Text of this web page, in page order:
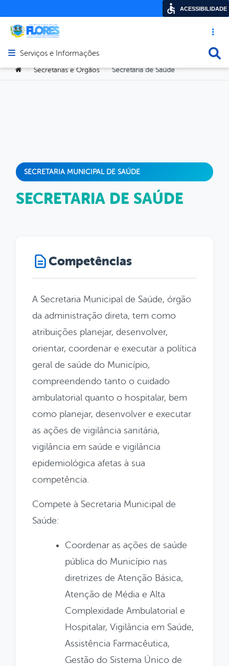
Acesso
Abrir menu principal de navegação
Serviços e Informações
Você está aqui:
> Secretarias e Orgãos > Secretaria de Saúde
SECRETARIA MUNICIPAL DE SAÚDE
SECRETARIA DE SAÚDE
Competências
A Secretaria Municipal de Saúde, órgão
da administração direta, tem como
atribuições planejar, desenvolver,
orientar, coordenar e executar a política
geral de saúde do Município,
compreendendo tanto o cuidado
ambulatorial quanto o hospitalar, bem
como planejar, desenvolver e executar
as ações de vigilância sanitária,
vigilância em saúde e vigilância
epidemiológica afetas à sua
competência.
Compete à Secretaria Municipal de
Saúde:
Coordenar as ações de saúde
pública do Município nas
diretrizes de Atenção Básica,
Atenção de Média e Alta
Complexidade Ambulatorial e
Hospitalar, Vigilância em Saúde,
Assistência Farmacêutica,
Gestão do Sistema Único de
ACESSIBILIDADE